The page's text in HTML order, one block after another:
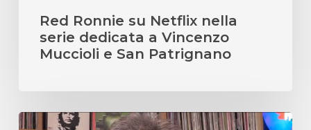
San
Patrignano
Red Ronnie su Netflix nella
serie dedicata a Vincenzo
Muccioli e San Patrignano
Red